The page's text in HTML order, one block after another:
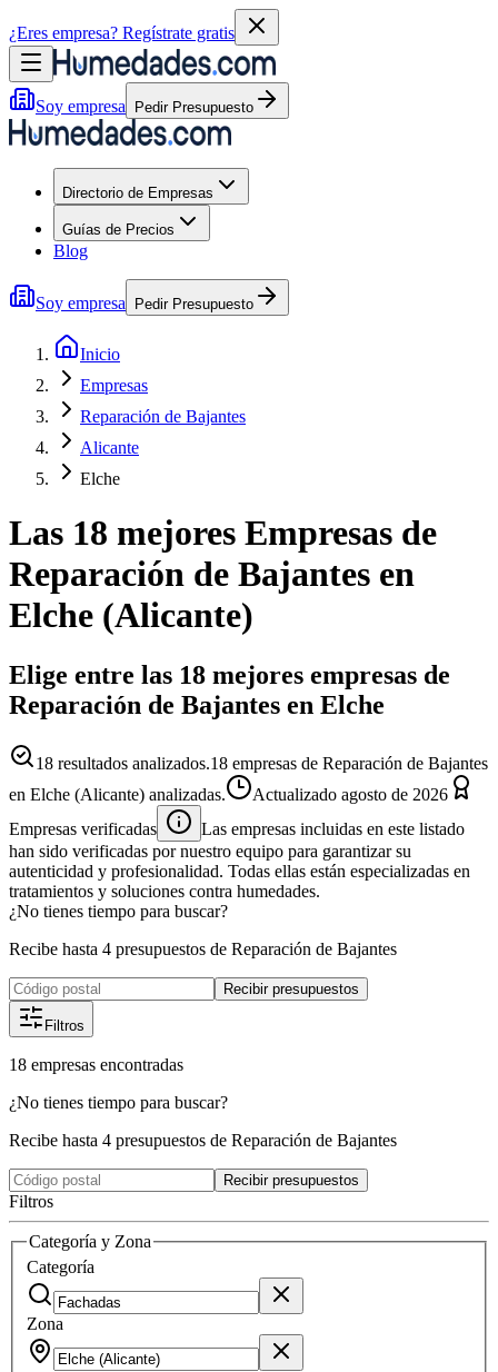
¿Eres empresa? Regístrate gratis
Soy empresa Pedir Presupuesto
Directorio de Empresas
Guías de Precios
Blog
Soy empresa Pedir Presupuesto
Inicio
Empresas
Reparación de Bajantes
Alicante
Elche
Las 18 mejores Empresas de
Reparación de Bajantes en
Elche (Alicante)
Elige entre las 18 mejores empresas de
Reparación de Bajantes en Elche
18 resultados analizados.18 empresas de Reparación de Bajantes
en Elche (Alicante) analizadas.
Actualizado agosto de 2026
Empresas verificadas
Las empresas incluidas en este listado
han sido verificadas por nuestro equipo para garantizar su
autenticidad y profesionalidad. Todas ellas están especializadas en
tratamientos y soluciones contra humedades.
¿No tienes tiempo para buscar?
Recibe hasta 4 presupuestos de Reparación de Bajantes
Recibir presupuestos
Filtros
18 empresas encontradas
¿No tienes tiempo para buscar?
Recibe hasta 4 presupuestos de Reparación de Bajantes
Recibir presupuestos
Filtros
Categoría y Zona
Categoría
Zona